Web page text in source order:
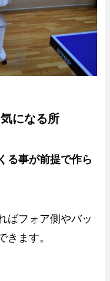
になる所
る事が前提で作ら
ばフォア側やバッ
きます。